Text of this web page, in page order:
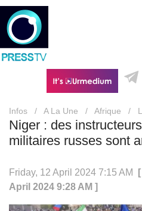
Infos / A La Une / Afrique /
Niger : des
militaires russes sont
Friday, 12 April 2024 7:15 AM
April 2024 9:28 AM ]